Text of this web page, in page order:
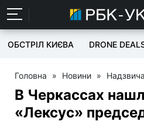
ОБСТРІЛ КИЄВА DRONE
Головна » Новини »
В Черкассах
«Лексус»